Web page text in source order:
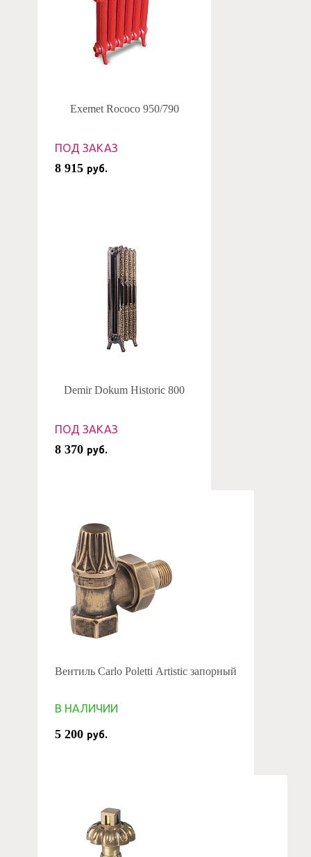
Exemet Rococo 950/790
ПОД ЗАКАЗ
8 915 руб.
Demir Dokum Historic 800
ПОД ЗАКАЗ
8 370 руб.
Вентиль Carlo Poletti Artistic запорный
В НАЛИЧИИ
5 200 руб.